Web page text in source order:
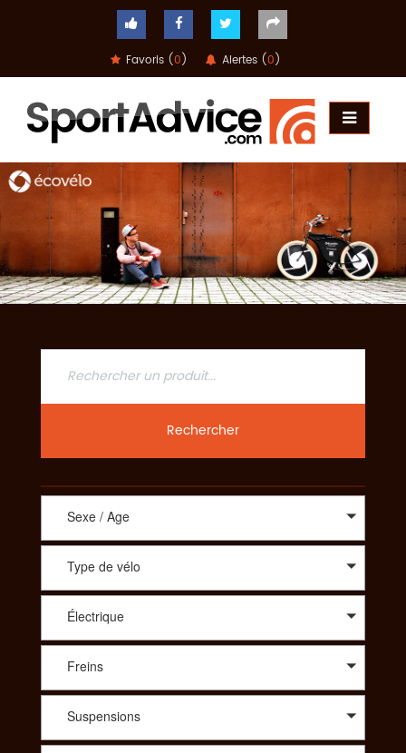
Favoris (0) Alertes (0)
COMPARATEUR
CONSEILS
QUESTIONS
-
RÉPONSES
CONTACT
Rechercher
Sexe / Age
Type de vélo
Électrique
Freins
Suspensions